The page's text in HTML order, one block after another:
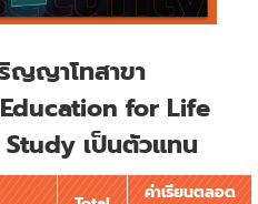
ญญาโทสาขา
for Life
เป็นตัวแทน
ค่าเรียนตลอด